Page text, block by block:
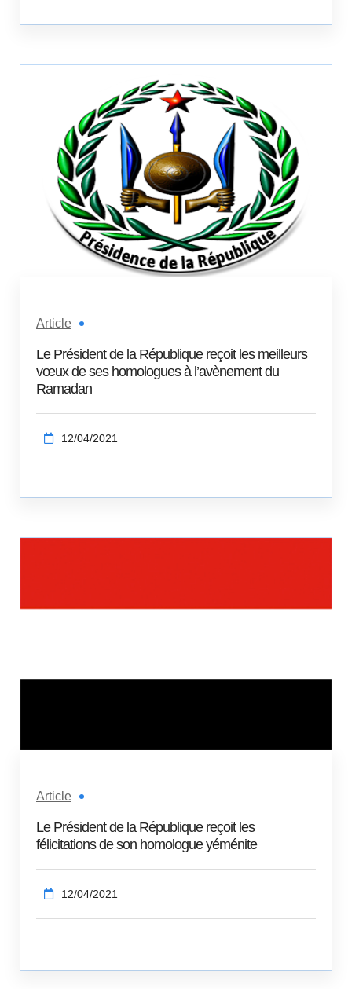
Article
Le Président de la République reçoit les meilleurs
vœux de ses homologues à l’avènement du
Ramadan
12/04/2021
Article
Le Président de la République reçoit les
félicitations de son homologue yéménite
12/04/2021